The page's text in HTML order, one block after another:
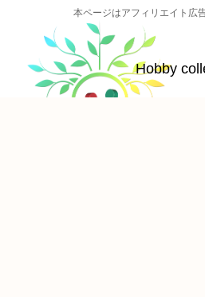
本ページはアフィリエイト広
Hobby